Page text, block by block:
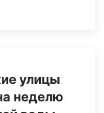
улицы
неделю